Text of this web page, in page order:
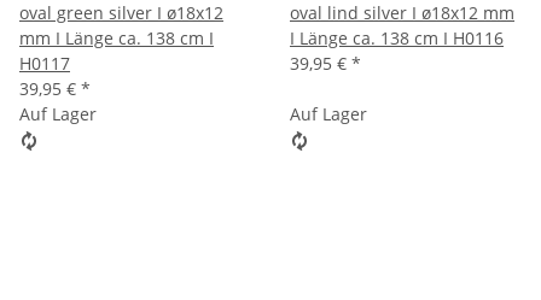
oval green silver I ø18x12
mm I Länge ca. 138 cm I
H0117
39,95 € *
oval lind silver I ø18x12 mm
I Länge ca. 138 cm I H0116
39,95 € *
Auf Lager Auf Lager